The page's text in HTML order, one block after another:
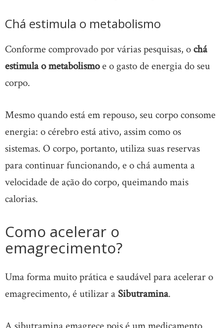
Chá estimula o metabolismo
Conforme comprovado por várias pesquisas, ochá
estimula o metabolismoe o gasto de energia do seu
corpo.
Mesmo quando está em repouso, seu corpo consome
energia: o cérebro está ativo, assim como os
sistemas. O corpo, portanto, utiliza suas reservas
para continuar funcionando, e o chá aumenta a
velocidade de ação do corpo, queimando mais
calorias.
Como acelerar o
emagrecimento?
Uma forma muito prática e saudável para acelerar o
emagrecimento, é utilizar a Sibutramina.